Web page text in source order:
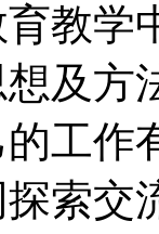
教学
及方
工作
探索交